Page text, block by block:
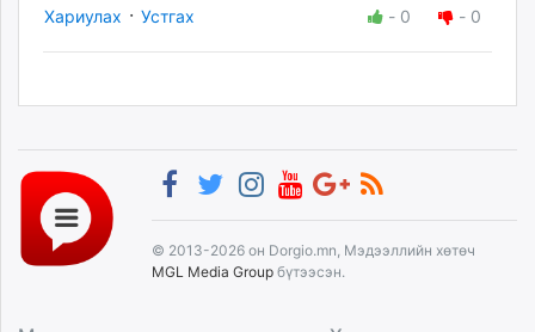
Хариулах · Устгах - 0 - 0
© 2013-2026 он Dorgio.mn, Мэдээллийн хөтөч
MGL Media Group бүтээсэн.